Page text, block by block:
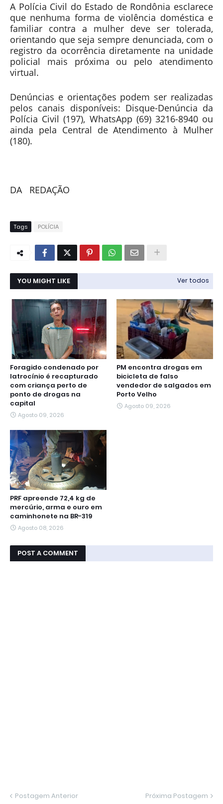
A Polícia Civil do Estado de Rondônia esclarece
que nenhuma forma de violência doméstica e
familiar contra a mulher deve ser tolerada,
orientando que seja sempre denunciada, com o
registro da ocorrência diretamente na unidade
policial mais próxima ou pelo atendimento
virtual.
Denúncias e orientações podem ser realizadas
pelos canais disponíveis: Disque-Denúncia da
Polícia Civil (197), WhatsApp (69) 3216-8940 ou
ainda pela Central de Atendimento à Mulher
(180).
DA REDAÇÃO
Tags POLÍCIA
YOU MIGHT LIKE Ver todos
Foragido condenado por
latrocínio é recapturado
com criança perto de
ponto de drogas na
capital
Agosto 09, 2026
PM encontra drogas em
bicicleta de falso
vendedor de salgados em
Porto Velho
Agosto 09, 2026
PRF apreende 72,4 kg de
mercúrio, arma e ouro em
caminhonete na BR-319
Agosto 08, 2026
POST A COMMENT
Postagem Anterior Próxima Postagem